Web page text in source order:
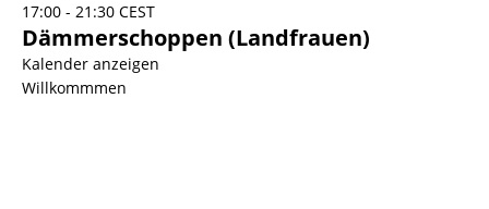
17:00 - 21:30 CEST
Dämmerschoppen (Landfrauen)
Kalender anzeigen
Willkommmen